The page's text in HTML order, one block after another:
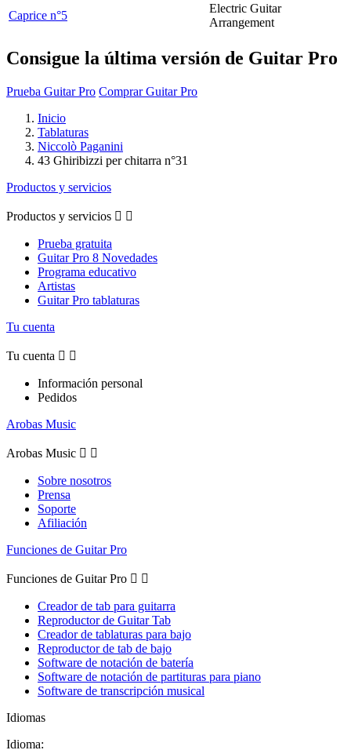
Caprice n°5
Electric Guitar
Arrangement
Consigue la última versión de Guitar Pro
Prueba Guitar Pro Comprar Guitar Pro
Inicio
Tablaturas
Niccolò Paganini
43 Ghiribizzi per chitarra n°31
Productos y servicios
Productos y servicios  
Prueba gratuita
Guitar Pro 8 Novedades
Programa educativo
Artistas
Guitar Pro tablaturas
Tu cuenta
Tu cuenta  
Información personal
Pedidos
Arobas Music
Arobas Music  
Sobre nosotros
Prensa
Soporte
Afiliación
Funciones de Guitar Pro
Funciones de Guitar Pro  
Creador de tab para guitarra
Reproductor de Guitar Tab
Creador de tablaturas para bajo
Reproductor de tab de bajo
Software de notación de batería
Software de notación de partituras para piano
Software de transcripción musical
Idiomas
Idioma: